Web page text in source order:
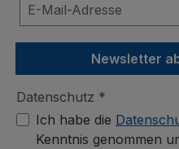
Newsletter
Datenschutz *
Ich habe die
Kenntnis genommen